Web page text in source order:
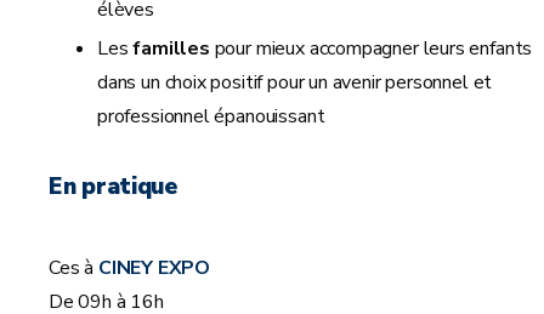
élèves
Lesfamilles pour mieux accompagner leurs enfants
dans un choix positif pour un avenir personnel et
professionnel épanouissant
En pratique
Ces à CINEY EXPO
De 09h à 16h